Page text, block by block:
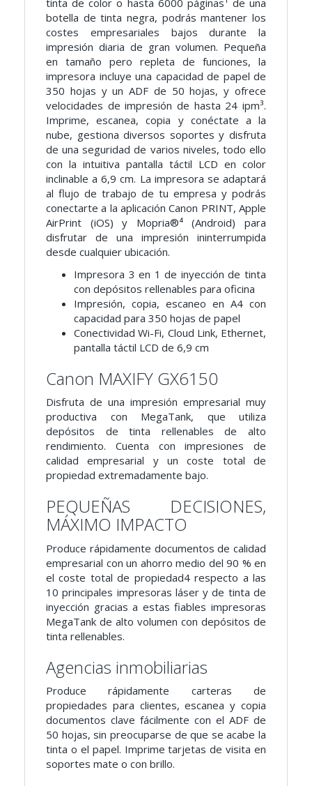
tinta de color o hasta 6000 páginas¹ de una
botella de tinta negra, podrás mantener los
costes empresariales bajos durante la
impresión diaria de gran volumen. Pequeña
en tamaño pero repleta de funciones, la
impresora incluye una capacidad de papel de
350 hojas y un ADF de 50 hojas, y ofrece
velocidades de impresión de hasta 24 ipm³.
Imprime, escanea, copia y conéctate a la
nube, gestiona diversos soportes y disfruta
de una seguridad de varios niveles, todo ello
con la intuitiva pantalla táctil LCD en color
inclinable a 6,9 cm. La impresora se adaptará
al flujo de trabajo de tu empresa y podrás
conectarte a la aplicación Canon PRINT, Apple
AirPrint (iOS) y Mopria®⁴ (Android) para
disfrutar de una impresión ininterrumpida
desde cualquier ubicación.
Impresora 3 en 1 de inyección de tinta
con depósitos rellenables para oficina
Impresión, copia, escaneo en A4 con
capacidad para 350 hojas de papel
Conectividad Wi-Fi, Cloud Link, Ethernet,
pantalla táctil LCD de 6,9 cm
Canon MAXIFY GX6150
Disfruta de una impresión empresarial muy
productiva con MegaTank, que utiliza
depósitos de tinta rellenables de alto
rendimiento. Cuenta con impresiones de
calidad empresarial y un coste total de
propiedad extremadamente bajo.
PEQUEÑAS DECISIONES,
MÁXIMO IMPACTO
Produce rápidamente documentos de calidad
empresarial con un ahorro medio del 90 % en
el coste total de propiedad4 respecto a las
10 principales impresoras láser y de tinta de
inyección gracias a estas fiables impresoras
MegaTank de alto volumen con depósitos de
tinta rellenables.
Agencias inmobiliarias
Produce rápidamente carteras de
propiedades para clientes, escanea y copia
documentos clave fácilmente con el ADF de
50 hojas, sin preocuparse de que se acabe la
tinta o el papel. Imprime tarjetas de visita en
soportes mate o con brillo.